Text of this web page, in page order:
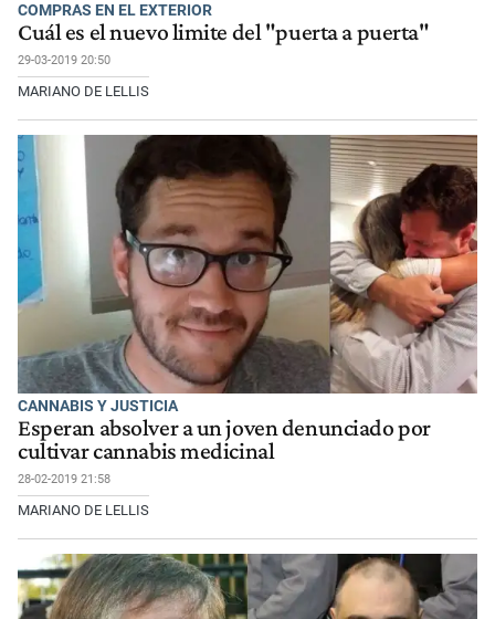
COMPRAS EN EL EXTERIOR
Cuál es el nuevo limite del "puerta a puerta"
29-03-2019 20:50
MARIANO DE LELLIS
CANNABIS Y JUSTICIA
Esperan absolver a un joven denunciado por
cultivar cannabis medicinal
28-02-2019 21:58
MARIANO DE LELLIS